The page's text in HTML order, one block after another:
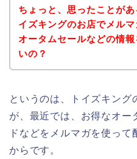
ちょっと、思ったことがあ
イズキングのお店でメル
オータムセールなどの情
いの？
というのは、トイズキング
が、最近では、お得なオー
ドなどをメルマガを使って
からです。